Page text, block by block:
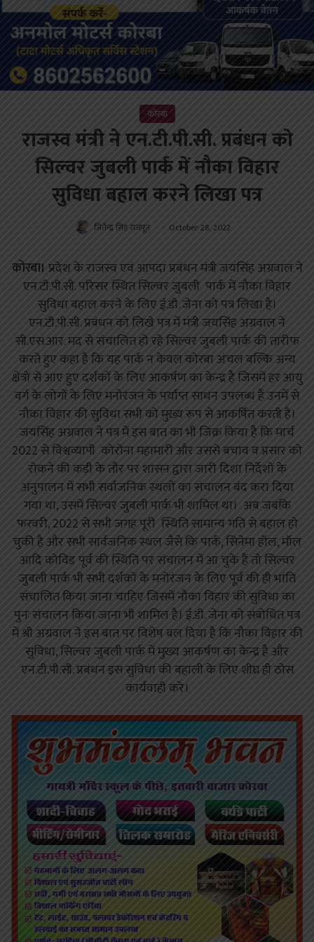
कोरबा
राजस्व मंत्री ने एन.टी.पी.सी. प्रबंधन को
सिल्वर जुबली पार्क में नौका विहार
सुविधा बहाल करने लिखा पत्र
जितेन्द्र सिंह राजपूत October 28, 2022
कोरबा। प्रदेश के राजस्व एवं आपदा प्रबंधन मंत्री जयसिंह अग्रवाल ने
एन.टी.पी.सी. परिसर स्थित सिल्वर जुबली पार्क में नौका विहार
सुविधा बहाल करने के लिए ई.डी. जेना को पत्र लिखा है।
एन.टी.पी.सी. प्रबंधन को लिखे पत्र में मंत्री जयसिंह अग्रवाल ने
सी.एस.आर. मद से संचालित हो रहे सिल्वर जुबली पार्क की तारीफ
करते हुए कहा है कि यह पार्क न केवल कोरबा अंचल बल्कि अन्य
क्षेत्रों से आए हुए दर्शकों के लिए आकर्षण का केन्द्र है जिसमें हर आयु
वर्ग के लोगों के लिए मनोरंजन के पर्याप्त साधन उपलब्ध हैं उनमें से
नौका विहार की सुविधा सभी को मुख्य रूप से आकर्षित करती है।
जयसिंह अग्रवाल ने पत्र में इस बात का भी जिक्र किया है कि मार्च
2022 से विश्वव्यापी कोरोना महामारी और उससे बचाव व प्रसार को
रोकने की कड़ी के तौर पर शासन द्वारा जारी दिशा निर्देशों के
अनुपालन में सभी सर्वाजनिक स्थलों का संचालन बंद करा दिया
गया था, उसमें सिल्वर जुबली पार्क भी शामिल था। अब जबकि
फरवरी, 2022 से सभी जगह पूरी स्थिति सामान्य गति से बहाल हो
चुकी है और सभी सार्वजनिक स्थल जैसे कि पार्क, सिनेमा हॉल, मॉल
आदि कोविड पूर्व की स्थिति पर संचालन में आ चुके हैं तो सिल्वर
जुबली पार्क भी सभी दर्शकों के मनोरंजन के लिए पूर्व की ही भांति
संचालित किया जाना चाहिए जिसमें नौका विहार की सुविधा का
पुनः संचालन किया जाना भी शामिल है। ई.डी. जेना को संबोधित पत्र
में श्री अग्रवाल ने इस बात पर विशेष बल दिया है कि नौका विहार की
सुविधा, सिल्वर जुबली पार्क में मुख्य आकर्षण का केन्द्र है और
एन.टी.पी.सी. प्रबंधन इस सुविधा की बहाली के लिए शीघ्र ही ठोस
कार्यवाही करे।